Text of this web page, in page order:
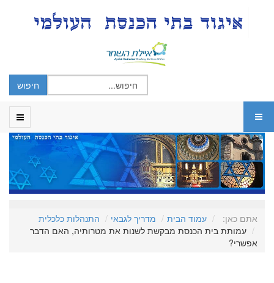
אתם כאן: עמוד הבית מדריך לגבאי
התנהלות כלכלית
עמותת בית הכנסת מבקשת לשנות את מטרותיה, האם הדבר
אפשרי?